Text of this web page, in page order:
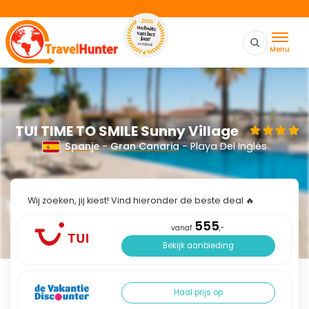
Menu
TUI TIME TO SMILE Sunny Village
Spanje-Gran Canaria- Playa Del Inglés
Wij zoeken, jij kiest! Vind hieronder de beste deal 🔥
vanaf 555,-
Bekijk aanbieding
Haal prijs op